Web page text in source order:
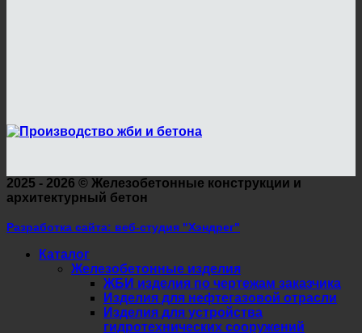
2025 - 2026 © Железобетонные конструкции и
архитектурный бетон
Разработка сайта: веб-студия "Хэндрег"
Каталог
Железобетонные изделия
ЖБИ изделия по чертежам заказчика
Изделия для нефтегазовой отрасли
Изделия для устройства
гидротехнических сооружений